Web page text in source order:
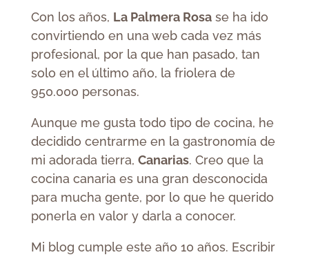
Con los años, La Palmera Rosase ha ido
convirtiendo en una web cada vez más
profesional, por la que han pasado, tan
solo en el último año, la friolera de
950.000 personas.
Aunque me gusta todo tipo de cocina, he
decidido centrarme en la gastronomía de
mi adorada tierra, Canarias. Creo que la
cocina canaria es una gran desconocida
para mucha gente, por lo que he querido
ponerla en valor y darla a conocer.
Mi blog cumple este año 10 años. Escribir